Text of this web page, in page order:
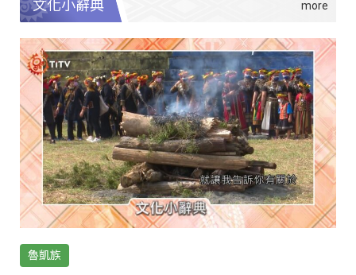
文化小辭典
魯凱族